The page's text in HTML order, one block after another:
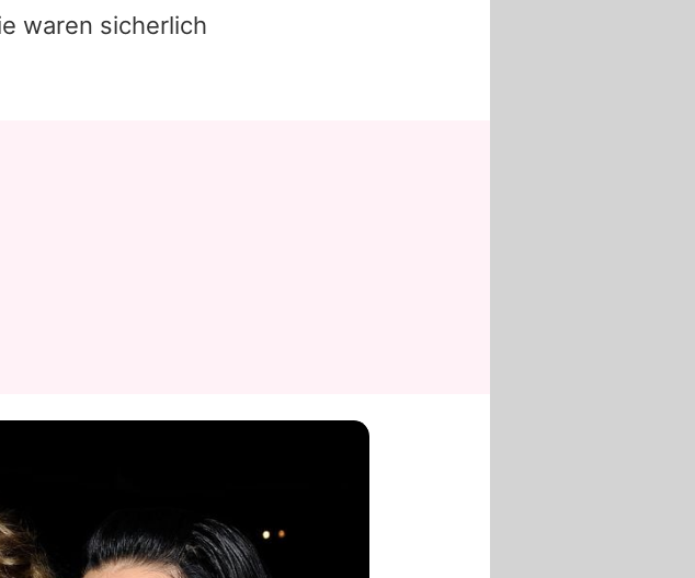
waren sicherlich